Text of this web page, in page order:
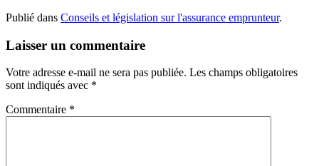
Publié dans Conseils et législation sur l'assurance emprunteur.
Laisser un commentaire
Votre adresse e-mail ne sera pas publiée. Les champs obligatoires
sont indiqués avec *
Commentaire *